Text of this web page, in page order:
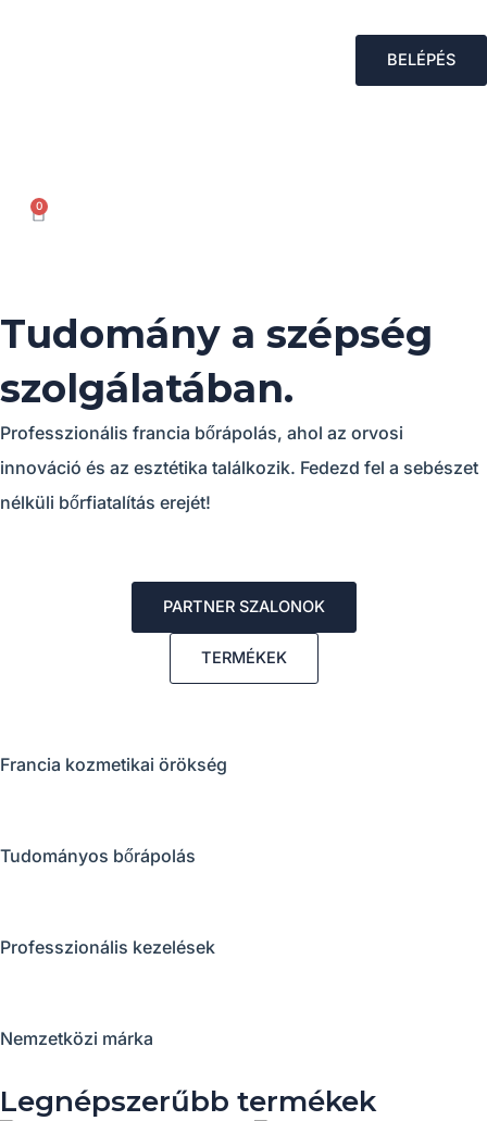
BELÉPÉS
0
KOSÁR
Tudomány a szépség
szolgálatában.
Professzionális francia bőrápolás, ahol az orvosi
innováció és az esztétika találkozik. Fedezd fel a sebészet
nélküli bőrfiatalítás erejét!
PARTNER SZALONOK
TERMÉKEK
Francia kozmetikai örökség
Tudományos bőrápolás
Professzionális kezelések
Nemzetközi márka
Legnépszerűbb termékek